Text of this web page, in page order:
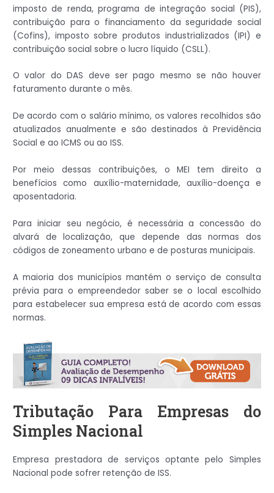
imposto de renda, programa de integração social (PIS),
contribuição para o financiamento da seguridade social
(Cofins), imposto sobre produtos industrializados (IPI) e
contribuição social sobre o lucro líquido (CSLL).
O valor do DAS deve ser pago mesmo se não houver
faturamento durante o mês.
De acordo com o salário mínimo, os valores recolhidos são
atualizados anualmente e são destinados à Previdência
Social e ao ICMS ou ao ISS.
Por meio dessas contribuições, o MEI tem direito a
benefícios como auxílio-maternidade, auxílio-doença e
aposentadoria.
Para iniciar seu negócio, é necessária a concessão do
alvará de localização, que depende das normas dos
códigos de zoneamento urbano e de posturas municipais.
A maioria dos municípios mantém o serviço de consulta
prévia para o empreendedor saber se o local escolhido
para estabelecer sua empresa está de acordo com essas
normas.
Tributação Para Empresas do
Simples Nacional
Empresa prestadora de serviços optante pelo Simples
Nacional pode sofrer retenção de ISS.